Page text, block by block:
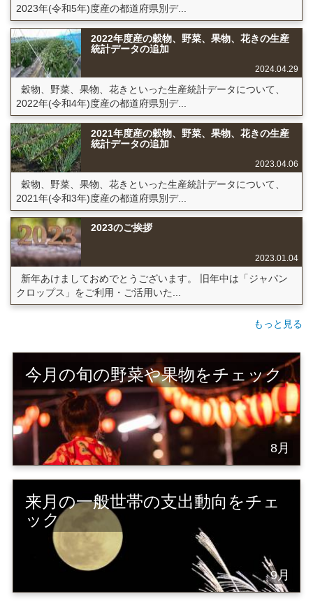
2023年(令和5年)度産の都道府県別デ...
2022年度産の穀物、野菜、果物、花きの生産
統計データの追加
2024.04.29
穀物、野菜、果物、花きといった生産統計データについて、
2022年(令和4年)度産の都道府県別デ...
2021年度産の穀物、野菜、果物、花きの生産
統計データの追加
2023.04.06
穀物、野菜、果物、花きといった生産統計データについて、
2021年(令和3年)度産の都道府県別デ...
2023のご挨拶
2023.01.04
新年あけましておめでとうございます。 旧年中は「ジャパン
クロップス」をご利用・ご活用いた...
もっと見る
今月の旬の野菜や果物をチェック
8月
来月の一般世帯の支出動向をチェ
ック
9月